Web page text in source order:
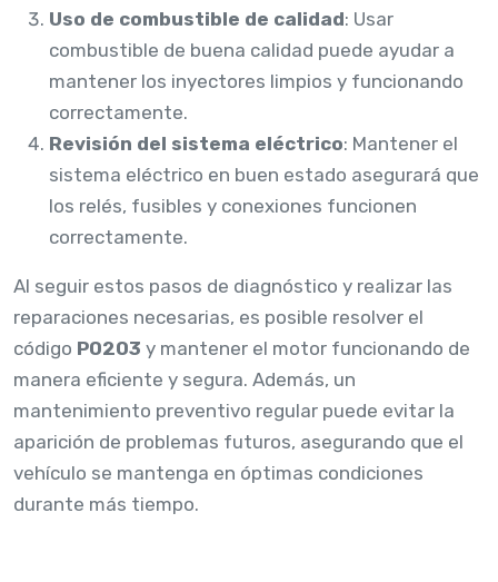
Uso de combustible de calidad: Usar
combustible de buena calidad puede ayudar a
mantener los inyectores limpios y funcionando
correctamente.
Revisión del sistema eléctrico: Mantener el
sistema eléctrico en buen estado asegurará que
los relés, fusibles y conexiones funcionen
correctamente.
Al seguir estos pasos de diagnóstico y realizar las
reparaciones necesarias, es posible resolver el
código P0203 y mantener el motor funcionando de
manera eficiente y segura. Además, un
mantenimiento preventivo regular puede evitar la
aparición de problemas futuros, asegurando que el
vehículo se mantenga en óptimas condiciones
durante más tiempo.